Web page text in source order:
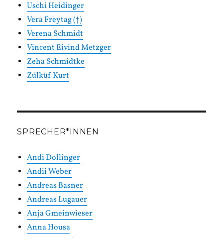
Uschi Heidinger
Vera Freytag (†)
Verena Schmidt
Vincent Eivind Metzger
Zeha Schmidtke
Zülküf Kurt
SPRECHER*INNEN
Andi Dollinger
Andii Weber
Andreas Basner
Andreas Lugauer
Anja Gmeinwieser
Anna Housa